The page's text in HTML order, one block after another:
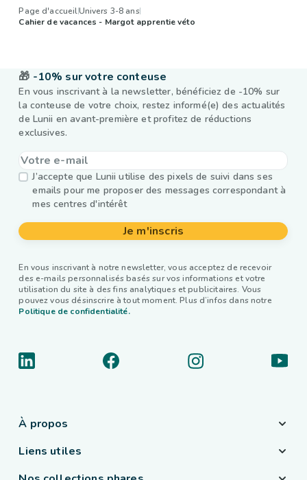
Page d'accueilUnivers 3-8 ans
Cahier de vacances - Margot apprentie véto
🎁 -10% sur votre conteuse
En vous inscrivant à la newsletter, bénéficiez de -10% sur
la conteuse de votre choix, restez informé(e) des actualités
de Lunii en avant-première et profitez de réductions
exclusives.
J’accepte que Lunii utilise des pixels de suivi dans ses
emails pour me proposer des messages correspondant à
mes centres d'intérêt
Je m'inscris
En vous inscrivant à notre newsletter, vous acceptez de recevoir
des e-mails personnalisés basés sur vos informations et votre
utilisation du site à des fins analytiques et publicitaires. Vous
pouvez vous désinscrire à tout moment. Plus d’infos dans notre
Politique de confidentialité.
À propos
Liens utiles